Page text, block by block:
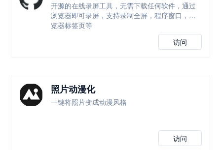
开源的在线录屏工具，无需下载任何软件，通过
浏览器即可录屏，支持录制全屏，程序窗口，浏
览器标签页等
访问
照片动漫化
一键将照片变成动漫风格
访问